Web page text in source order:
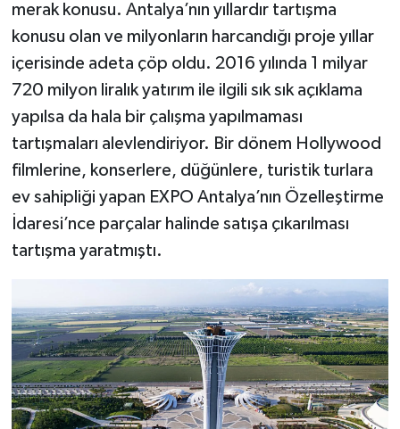
merak konusu. Antalya’nın yıllardır tartışma
konusu olan ve milyonların harcandığı proje yıllar
içerisinde adeta çöp oldu. 2016 yılında 1 milyar
720 milyon liralık yatırım ile ilgili sık sık açıklama
yapılsa da hala bir çalışma yapılmaması
tartışmaları alevlendiriyor. Bir dönem Hollywood
filmlerine, konserlere, düğünlere, turistik turlara
ev sahipliği yapan EXPO Antalya’nın Özelleştirme
İdaresi’nce parçalar halinde satışa çıkarılması
tartışma yaratmıştı.